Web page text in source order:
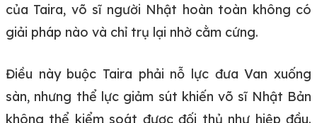
của Taira, võ sĩ người Nhật hoàn toàn không có
giải pháp nào và chỉ trụ lại nhờ cằm cứng.
Điều này buộc Taira phải nỗ lực đưa Van xuống
sàn, nhưng thể lực giảm sút khiến võ sĩ Nhật Bản
không thể kiểm soát được đối thủ như hiệp đầu.